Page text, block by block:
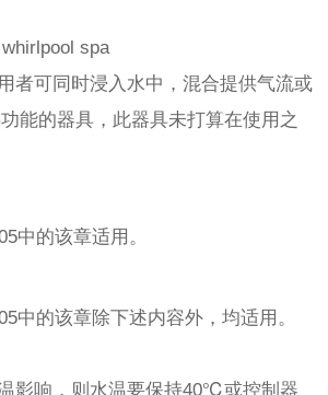
spa
可同时浸入水中，混合提供气流或
能的器具，此器具未打算在使用之
的该章适用。
的该章除下述内容外，均适用。
响，则水温要保持40℃或控制器